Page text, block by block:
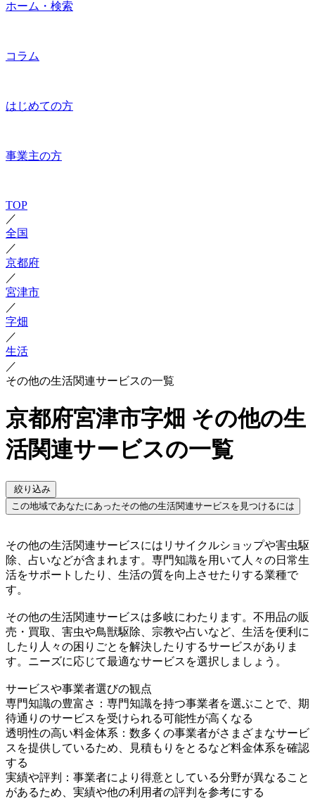
ホーム・検索
コラム
はじめての方
事業主の方
TOP
／
全国
／
京都府
／
宮津市
／
字畑
／
生活
／
その他の生活関連サービスの一覧
京都府宮津市字畑 その他の生
活関連サービスの一覧
絞り込み
この地域であなたにあったその他の生活関連サービスを見つけるには
その他の生活関連サービスにはリサイクルショップや害虫駆
除、占いなどが含まれます。専門知識を用いて人々の日常生
活をサポートしたり、生活の質を向上させたりする業種で
す。
その他の生活関連サービスは多岐にわたります。不用品の販
売・買取、害虫や鳥獣駆除、宗教や占いなど、生活を便利に
したり人々の困りごとを解決したりするサービスがありま
す。ニーズに応じて最適なサービスを選択しましょう。
サービスや事業者選びの観点
専門知識の豊富さ：専門知識を持つ事業者を選ぶことで、期
待通りのサービスを受けられる可能性が高くなる
透明性の高い料金体系：数多くの事業者がさまざまなサービ
スを提供しているため、見積もりをとるなど料金体系を確認
する
実績や評判：事業者により得意としている分野が異なること
があるため、実績や他の利用者の評判を参考にする